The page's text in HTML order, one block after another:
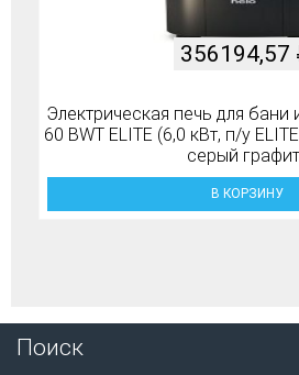
Электрическая печь для бани
60 BWT ELITE (6,0 кВт, п/у
серый
356194,57
В КОРЗИНУ
Поиск